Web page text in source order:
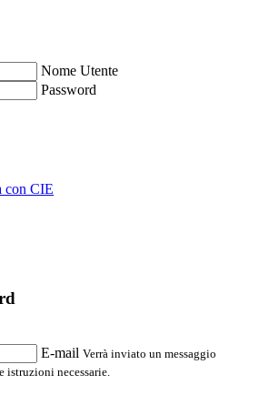
Nome Utente
Password
con CIE
E-mail Verrà inviato un messaggio
necessarie.